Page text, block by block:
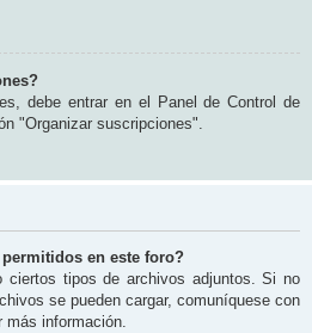
debe entrar en el Panel de Control de
"Organizar suscripciones".
en este foro?
ciertos tipos de archivos adjuntos. Si no
se pueden cargar, comuníquese con
más información.